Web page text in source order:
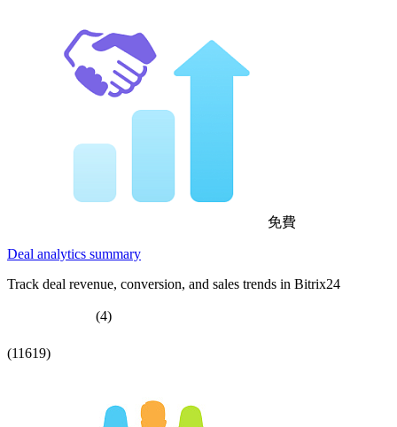
免費
Deal analytics summary
Track deal revenue, conversion, and sales trends in Bitrix24
(4)
(11619)